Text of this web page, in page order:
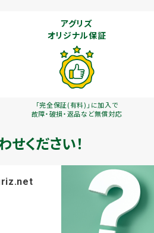
アグリズ
オリジナル保証
「完全保証(有料)」に加入で
故障・破損・返品など無償対応
ください！